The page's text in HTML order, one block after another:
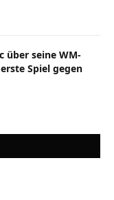
über seine WM-
Spiel gegen